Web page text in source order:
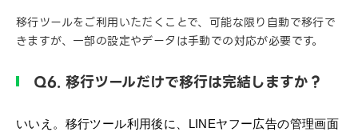
移行ツールをご利用いただくことで、可能な限り自動で移行で
きますが、一部の設定やデータは手動での対応が必要です。
Q6. 移行ツールだけで移行は完結しますか？
いいえ。移行ツール利用後に、LINEヤフー広告の管理画面